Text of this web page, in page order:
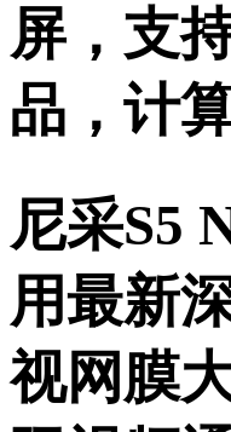
屏，支
品，计
尼采S5
用最新
视网膜